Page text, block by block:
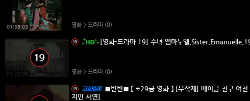
01:59:03 영화 > 드라마 (0)
01:29:00
[영화-드라마 19] 수녀 엠마누엘
영화 > 드라마 (0)
■빈빈■ 【 +29금 영화 】 [무삭제] 베이글 친구 여친
지민 서연]